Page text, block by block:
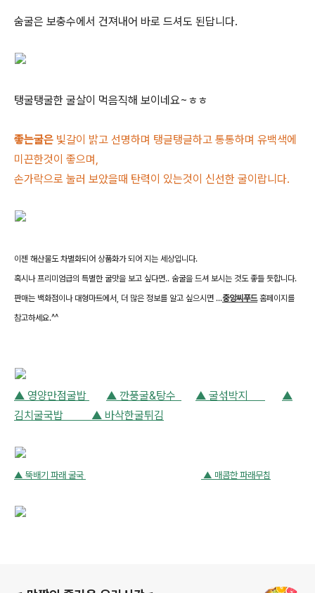
숨굴은 보충수에서 건져내어 바로 드셔도 된답니다.
탱굴탱굴한 굴살이 먹음직해 보이네요~ㅎㅎ
좋는굴은 빛갈이 밝고 선명하며 탱글탱글하고 통통하며 유백색에
미끈한것이 좋으며,
손가락으로 눌러 보았을때 탄력이 있는것이 신선한 굴이랍니다.
이젠 해산물도 차별화되어 상품화가 되어 지는 세상입니다.
혹시나 프리미엄급의 특별한 굴맛을 보고 싶다면.. 숨굴을 드셔 보시는 것도 좋들 듯합니다.
판매는 백화점이나 대형마트에서, 더 많은 정보를 알고 싶으시면 ...중앙씨푸드홈페이지를
참고하세요.^^
▲ 영양만점굴밥 ▲ 깐풍굴&탕수 ▲ 굴섞박지
▲
김치굴국밥 ▲ 바삭한굴튀김
▲ 뚝배기 파래 굴국 ▲ 매콤한 파래무침